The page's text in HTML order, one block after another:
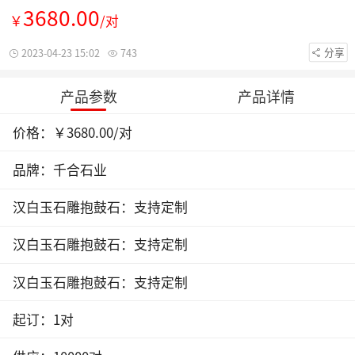
￥3680.00/对
2023-04-23 15:02 743 分享
产品参数 产品详情
价格： ￥3680.00/对
品牌：千合石业
汉白玉石雕抱鼓石：支持定制
汉白玉石雕抱鼓石：支持定制
汉白玉石雕抱鼓石：支持定制
起订：1对